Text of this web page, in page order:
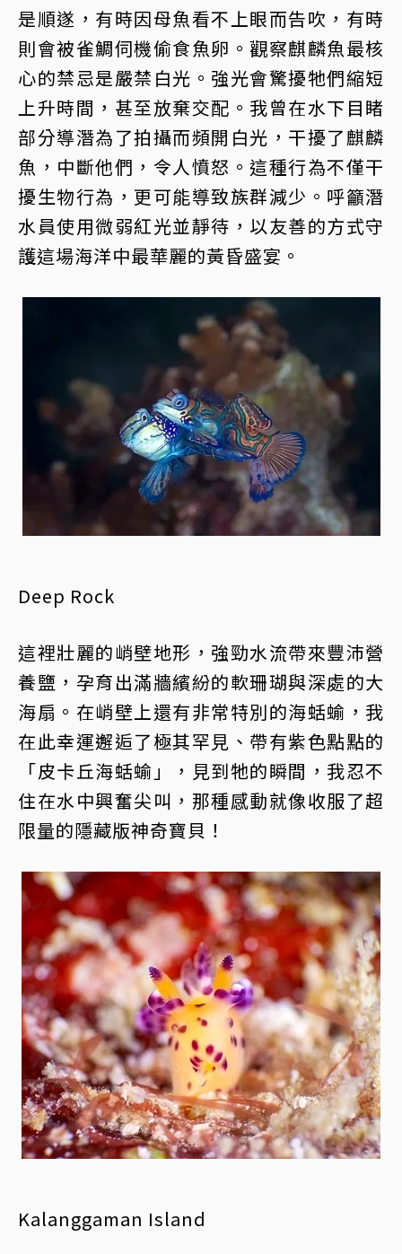
是順遂，有時因母魚看不上眼而告吹，有時
則會被雀鯛伺機偷食魚卵。觀察麒麟魚最核
心的禁忌是嚴禁白光。強光會驚擾牠們縮短
上升時間，甚至放棄交配。我曾在水下目睹
部分導潛為了拍攝而頻開白光，干擾了麒麟
魚，中斷他們，令人憤怒。這種行為不僅干
擾生物行為，更可能導致族群減少。呼籲潛
水員使用微弱紅光並靜待，以友善的方式守
護這場海洋中最華麗的黃昏盛宴。
Deep Rock
這裡壯麗的峭壁地形，強勁水流帶來豐沛營
養鹽，孕育出滿牆繽紛的軟珊瑚與深處的大
海扇。在峭壁上還有非常特別的海蛞蝓，我
在此幸運邂逅了極其罕見、帶有紫色點點的
「皮卡丘海蛞蝓」，見到牠的瞬間，我忍不
住在水中興奮尖叫，那種感動就像收服了超
限量的隱藏版神奇寶貝！
Kalanggaman Island